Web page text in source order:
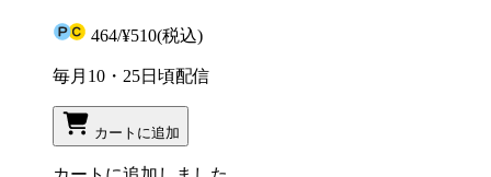
464/¥510(税込)
毎月10・25日頃配信
カートに追加